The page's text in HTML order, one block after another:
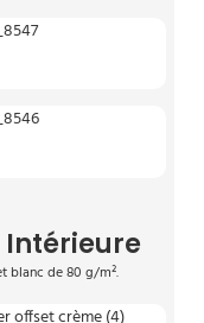
Intérieure
blanc de 80 g/m².